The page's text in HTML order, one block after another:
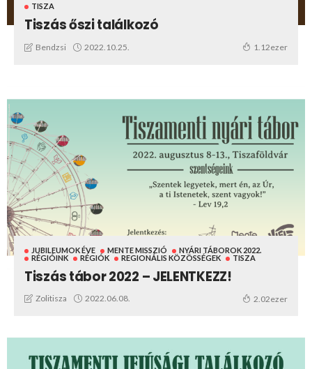
TISZA
Tiszás őszi találkozó
Bendzsi 2022.10.25. 1.12ezer
JUBILEUMOK ÉVE MENTE MISSZIÓ
NYÁRI TÁBOROK 2022.
RÉGIÓINK
RÉGIÓK REGIONÁLIS KÖZÖSSÉGEK TISZA
Tiszás tábor 2022 – JELENTKEZZ!
Zolitisza 2022.06.08. 2.02ezer